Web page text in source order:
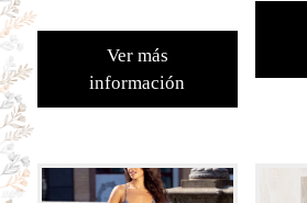
Ver más
información